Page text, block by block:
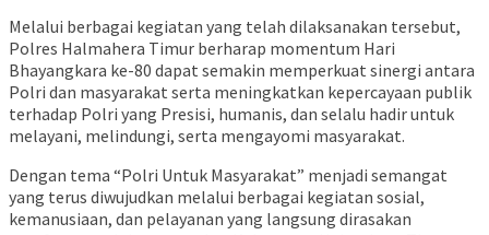
Melalui berbagai kegiatan yang telah dilaksanakan tersebut,
Polres Halmahera Timur berharap momentum Hari
Bhayangkara ke-80 dapat semakin memperkuat sinergi antara
Polri dan masyarakat serta meningkatkan kepercayaan publik
terhadap Polri yang Presisi, humanis, dan selalu hadir untuk
melayani, melindungi, serta mengayomi masyarakat.
Dengan tema “Polri Untuk Masyarakat” menjadi semangat
yang terus diwujudkan melalui berbagai kegiatan sosial,
kemanusiaan, dan pelayanan yang langsung dirasakan